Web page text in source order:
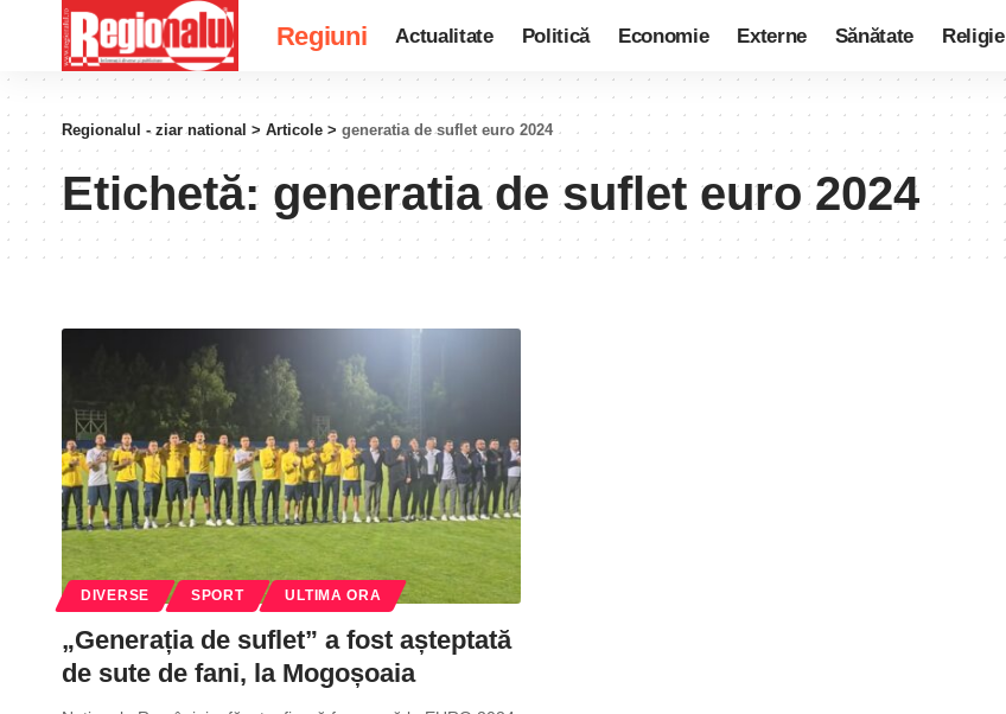
Regiuni Actualitate Politică Economie Externe Sănătate Religie
Regionalul - ziar national > Articole > generatia de suflet euro 2024
Etichetă: generatia de suflet euro 2024
DIVERSE SPORT ULTIMA ORA
„Generația de suflet” a fost așteptată
de sute de fani, la Mogoșoaia